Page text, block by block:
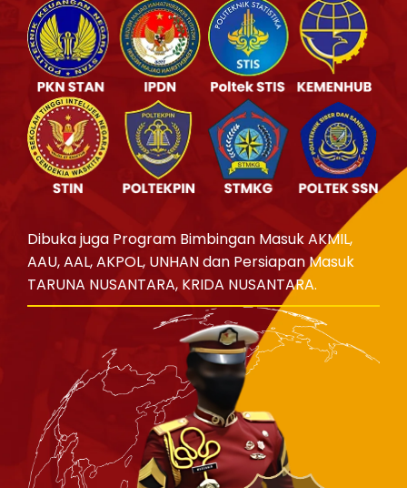
Dibuka juga Program Bimbingan Masuk AKMIL,
AAU, AAL, AKPOL, UNHAN dan Persiapan Masuk
TARUNA NUSANTARA, KRIDA NUSANTARA.